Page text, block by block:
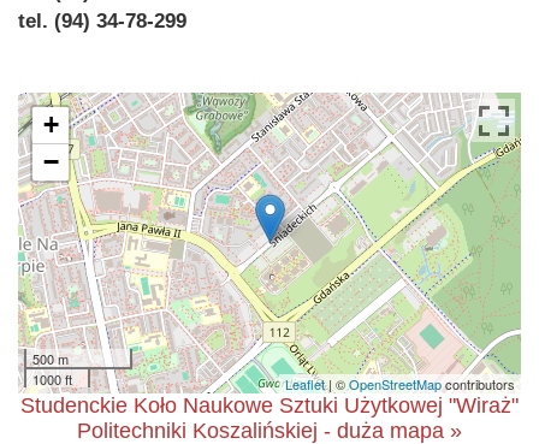
tel. (94) 34-78-299
+
−
500 m
1000 ft
Leaflet| ©OpenStreetMapcontributors
Studenckie Koło Naukowe Sztuki Użytkowej "Wiraż"
Politechniki Koszalińskiej - duża mapa »